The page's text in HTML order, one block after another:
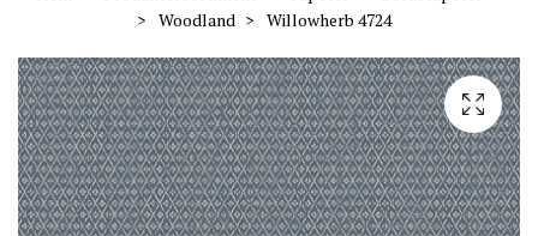
Woodland
Willowherb 4724